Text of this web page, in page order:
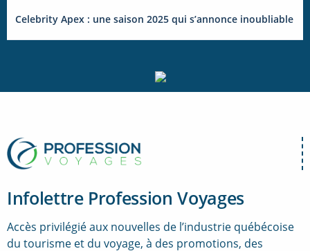
Celebrity Apex : une saison 2025 qui s’annonce inoubliable
Infolettre Profession Voyages
Accès privilégié aux nouvelles de l’industrie québécoise
du tourisme et du voyage, à des promotions, des